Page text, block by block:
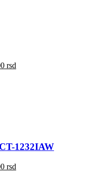
rsd
1232IAW
rsd